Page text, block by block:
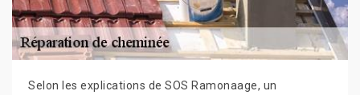
Selon les explications de SOS Ramonaage, un